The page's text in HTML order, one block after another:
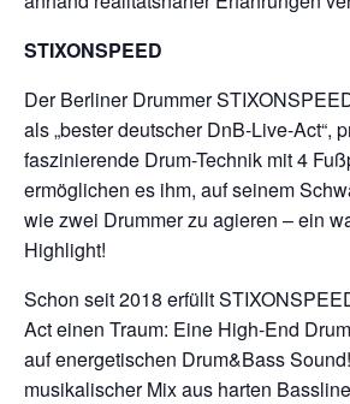
STIXONSPEED
Der Berliner Drummer
als „bester deutscher DnB-Live-Act“,
faszinierende Drum-Technik mit 4
ermöglichen es ihm, auf seinem
wie zwei Drummer zu agieren – ein
Highlight!
Schon seit 2018 erfüllt
Act einen Traum: Eine High-End
auf energetischen Drum&Bass
musikalischer Mix aus harten